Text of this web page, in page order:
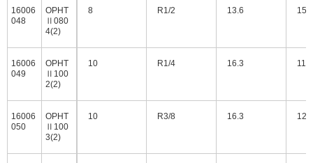
16006
048
OPHT
Ⅱ080
4(2)
16006
049
OPHT
Ⅱ100
2(2)
16006
050
OPHT
Ⅱ100
3(2)
8 R1/2 13.6 15
10 R1/4 16.3 11
10 R3/8 16.3 12